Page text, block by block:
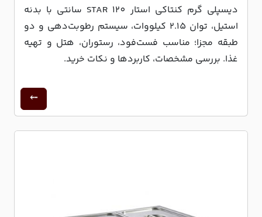
دیسپلی گرم کنتاکی استار STAR 120 سانتی با بدنه
استیل، توان 2.15 کیلووات، سیستم رطوبت‌دهی و دو
طبقه مجزا؛ مناسب فست‌فود، رستوران، هتل و تهیه
غذا. بررسی مشخصات، کاربردها و نکات خرید.